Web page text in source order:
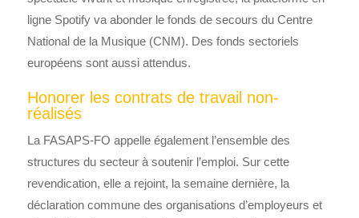
ligne Spotify va abonder le fonds de secours du Centre
National de la Musique (CNM). Des fonds sectoriels
européens sont aussi attendus.
Honorer les contrats de travail non-
réalisés
La FASAPS-FO appelle également l’ensemble des
structures du secteur à soutenir l’emploi. Sur cette
revendication, elle a rejoint, la semaine dernière, la
déclaration commune des organisations d’employeurs et